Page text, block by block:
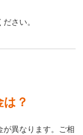
さい。
？
異なります。ご相